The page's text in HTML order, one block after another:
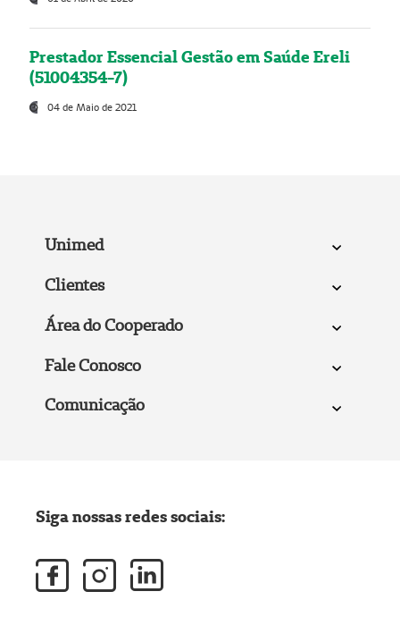
Prestador Essencial Gestão em Saúde Ereli
(51004354-7)
04 de Maio de 2021
Unimed
Clientes
Área do Cooperado
Fale Conosco
Comunicação
Siga nossas redes sociais: